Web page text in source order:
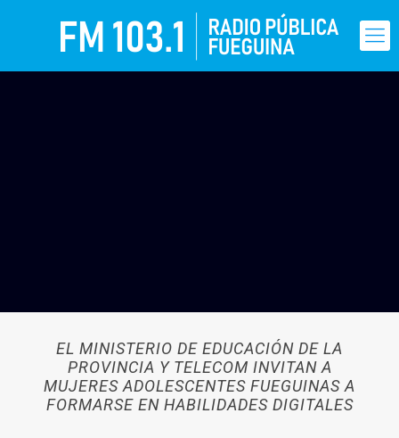
EL MINISTERIO DE EDUCACIÓN DE LA
PROVINCIA Y TELECOM INVITAN A
MUJERES ADOLESCENTES FUEGUINAS A
FORMARSE EN HABILIDADES DIGITALES